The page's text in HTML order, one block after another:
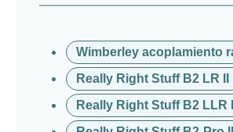
Wimberley acoplamiento
Really Right Stuff B2 LR
Really Right Stuff B2 LLR